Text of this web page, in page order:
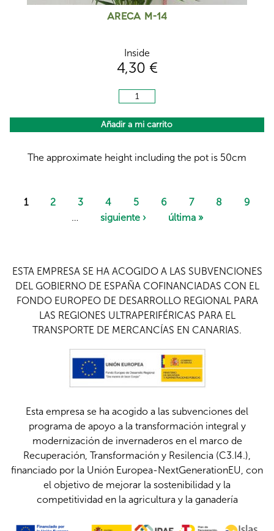
Areca M-14
Inside
4,30 €
The approximate height including the pot is 50cm
1 2 3 4 5 6 7 8
9
…
siguiente › última »
ESTA EMPRESA SE HA ACOGIDO A LAS SUBVENCIONES
DEL GOBIERNO DE ESPAÑA COFINANCIADAS CON EL
FONDO EUROPEO DE DESARROLLO REGIONAL PARA
LAS REGIONES ULTRAPERIFÉRICAS PARA EL
TRANSPORTE DE MERCANCÍAS EN CANARIAS.
Esta empresa se ha acogido a las subvenciones del
programa de apoyo a la transformación integral y
modernización de invernaderos en el marco de
Recuperación, Transformación y Resilencia (C3.I4.),
financiado por la Unión Europea-NextGenerationEU, con
el objetivo de mejorar la sostenibilidad y la
competitividad en la agricultura y la ganadería